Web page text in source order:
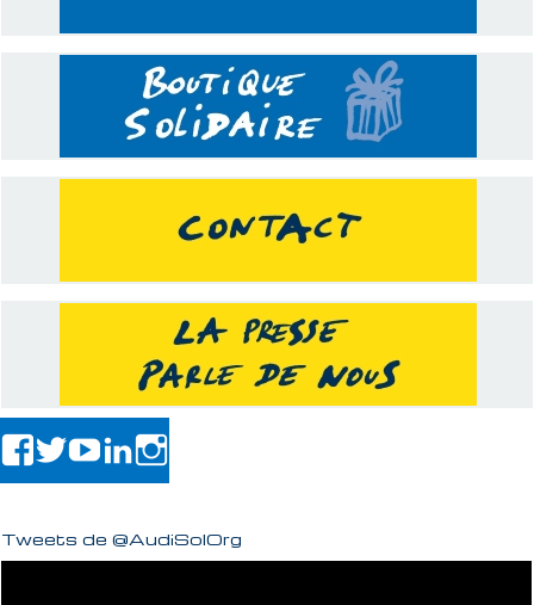
Tweets de @AudiSolOrg